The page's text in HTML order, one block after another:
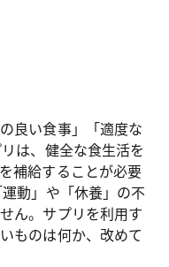
良い食事」「適度な
は、健全な食生活を
補給することが必要
動」や「休養」の不
ん。サプリを利用す
ものは何か、改めて